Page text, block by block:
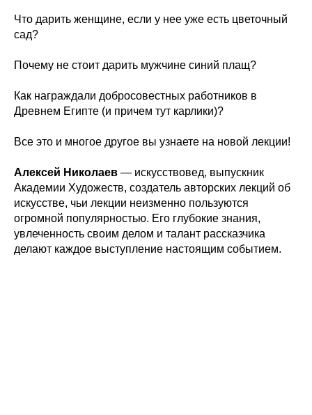
Что дарить женщине, если у нее уже есть цветочный
сад?
Почему не стоит дарить мужчине синий плащ?
Как награждали добросовестных работников в
Древнем Египте (и причем тут карлики)?
Все это и многое другое вы узнаете на новой лекции!
Алексей Николаев — искусствовед, выпускник
Академии Художеств, создатель авторских лекций об
искусстве, чьи лекции неизменно пользуются
огромной популярностью. Его глубокие знания,
увлеченность своим делом и талант рассказчика
делают каждое выступление настоящим событием.